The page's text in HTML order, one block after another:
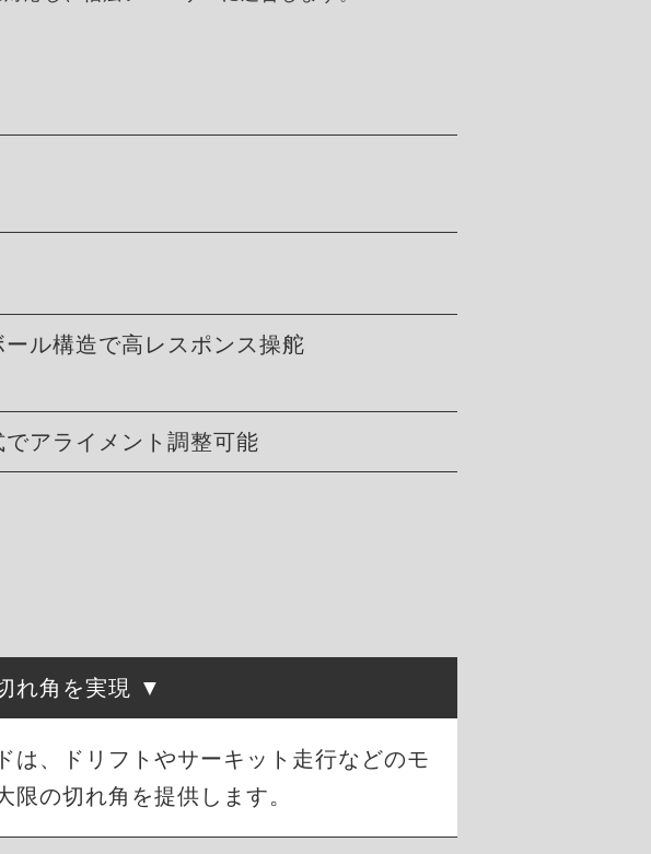
ール構造で高レスポンス操舵
でアライメント調整可能
れ角を実現
、ドリフトやサーキット走行などのモ
の切れ角を提供します。